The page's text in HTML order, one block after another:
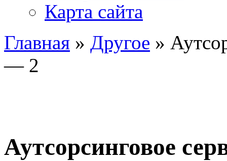
Карта сайта
Главная » Другое »
— 2
Аутсорсинговое